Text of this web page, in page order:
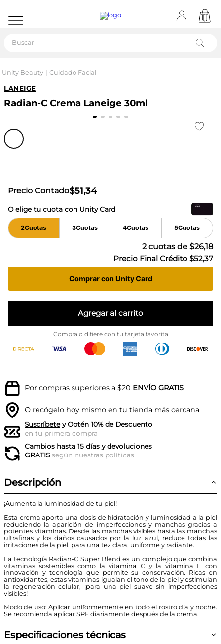
Unity Beauty Cuidado Facial
LANEIGE
Radian-C Crema Laneige 30ml
Precio Contado$51,34
O elige tu cuota con Unity Card
2Cuotas 3Cuotas 4Cuotas 5Cuotas
2cuotas de $26,18
Precio Final Crédito $52,37
Comprar con Unity Card
Agregar al carrito
Compra o difiere con tu tarjeta favorita
Por compras superiores a $20 ENVÍO GRATIS
O recógelo hoy mismo en tu tienda más cercana
Suscríbetey Obtén 10% de Descuento
en tu primera compra
Cambios hasta 15 días y devoluciones
GRATISsegún nuestras políticas
Descripción
¡Aumenta la luminosidad de tu piel!
Esta crema aporta una dosis de hidratación y luminosidad a la piel
reduciendo la aparición de imperfecciones y manchas gracias a
potentes vitaminas. Desde las manchas visibles hasta las manchas
ultrafinas y los daños causados por la luz azul, reduce todas las
irritaciones de la piel, para una tez clara, uniforme y radiante.
La tecnología Radian-C Super Blend es un complejo que combina
vitaminas sostenibles como la vitamina C y la vitamina E con
innovación y tecnología que permite su conservación. Ricas en
antioxidantes, estas vitaminas igualan el tono de la piel y estimulan
la regeneración celular, ¡para una piel suave sin imperfecciones
visibles!
Modo de uso: Aplicar uniformemente en todo el rostro día y noche.
Se recomienda aplicar SPF diariamente después de la crema.
Especificaciones técnicas